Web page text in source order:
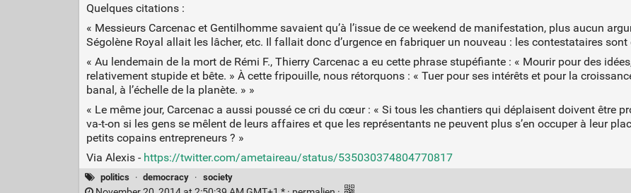
Quelques citations :
« Messieurs Carcenac et Gentilhomme savaient qu’à l’issue de ce weekend de manifestation, plus aucun
Ségolène Royal allait les lâcher, etc. Il fallait donc d’urgence en fabriquer un nouveau : les contestataires sont
« Au lendemain de la mort de Rémi F., Thierry Carcenac a eu cette phrase stupéfiante : « Mourir pour des
relativement stupide et bête. » À cette fripouille, nous rétorquons : « Tuer pour ses intérêts et pour la
banal, à l’échelle de la planète. » »
« Le même jour, Carcenac a aussi poussé ce cri du cœur : « Si tous les chantiers qui déplaisent doivent être
va-t-on si les gens se mêlent de leurs affaires et que les représentants ne peuvent plus s’en occuper à leur
petits copains entrepreneurs ? »
Via Alexis - https://twitter.com/ametaireau/status/535030374804770817
politics · democracy · society